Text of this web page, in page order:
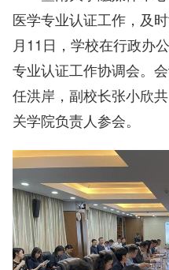
医学专业认证工作，及
月11日，学校在行政办
专业认证工作协调会。
任洪岸，副校长张小欣
关学院负责人参会。